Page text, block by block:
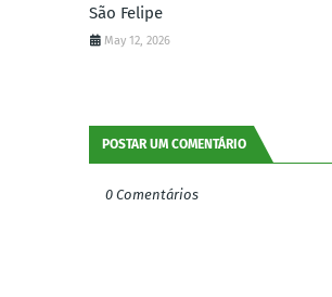
São Felipe
May 12, 2026
POSTAR UM COMENTÁRIO
0 Comentários